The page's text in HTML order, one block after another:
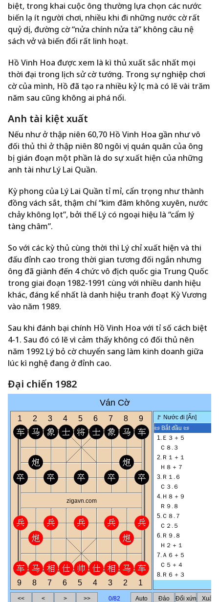
biệt, trong khai cuộc ông thường lựa chọn các nước
biến lạ ít người chơi, nhiều khi đi những nước cờ rất
quỷ dị, đường cờ “nửa chính nửa tà” không câu nệ
sách vở và biến đổi rất linh hoạt.
Hồ Vinh Hoa được xem là kì thủ xuất sắc nhất mọi
thời đại trong lịch sử cờ tướng. Trong sự nghiệp chơi
cờ của mình, Hồ đã tạo ra nhiều kỷ lục mà có lẽ vài trăm
năm sau cũng không ai phá nổi.
Anh tài kiệt xuất
Nếu như ở thập niên 60,70 Hồ Vinh Hoa gần như vô
đối thủ thì ở thập niên 80 ngôi vị quán quân của ông
bị gián đoạn một phần là do sự xuất hiện của những
anh tài như Lý Lai Quần.
Kỳ phong của Lý Lai Quần tỉ mỉ, cẩn trọng như thành
đồng vách sắt, thậm chí “kim đâm không xuyên, nước
chảy không lọt”, bởi thế Lý có ngoại hiệu là “cẩm lý
tàng châm”.
So với các kỳ thủ cùng thời thì Lý chỉ xuất hiện và thi
đấu đỉnh cao trong thời gian tương đối ngắn nhưng
ông đã giành đến 4 chức vô địch quốc gia Trung Quốc
trong giai đoạn 1982-1991 cùng với nhiều danh hiệu
khác, đáng kể nhất là danh hiệu tranh đoạt Kỳ Vương
vào năm 1989.
Sau khi đánh bại chính Hồ Vinh Hoa với tỉ số cách biệt
4-1. Sau đó có lẽ vì cảm thấy không có đối thủ nên
năm 1992 Lý bỏ cờ chuyển sang làm kinh doanh giữa
lúc kì nghệ đang ở đỉnh cao.
Đại chiến 1982